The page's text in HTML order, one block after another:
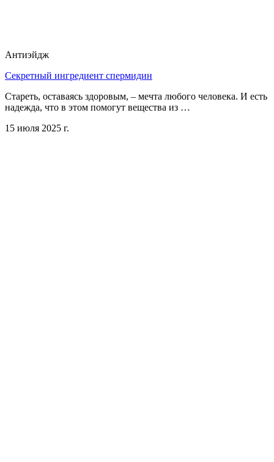
Антиэйдж
Секретный ингредиент спермидин
Стареть, оставаясь здоровым, – мечта любого человека. И есть
надежда, что в этом помогут вещества из …
15 июля 2025 г.